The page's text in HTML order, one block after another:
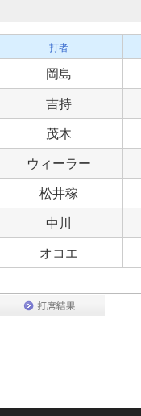
打者
岡島
吉持
茂木
ウィーラー
松井稼
中川
オコエ